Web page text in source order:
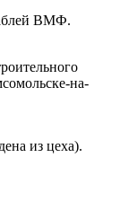
ВМФ.
на-
из цеха).